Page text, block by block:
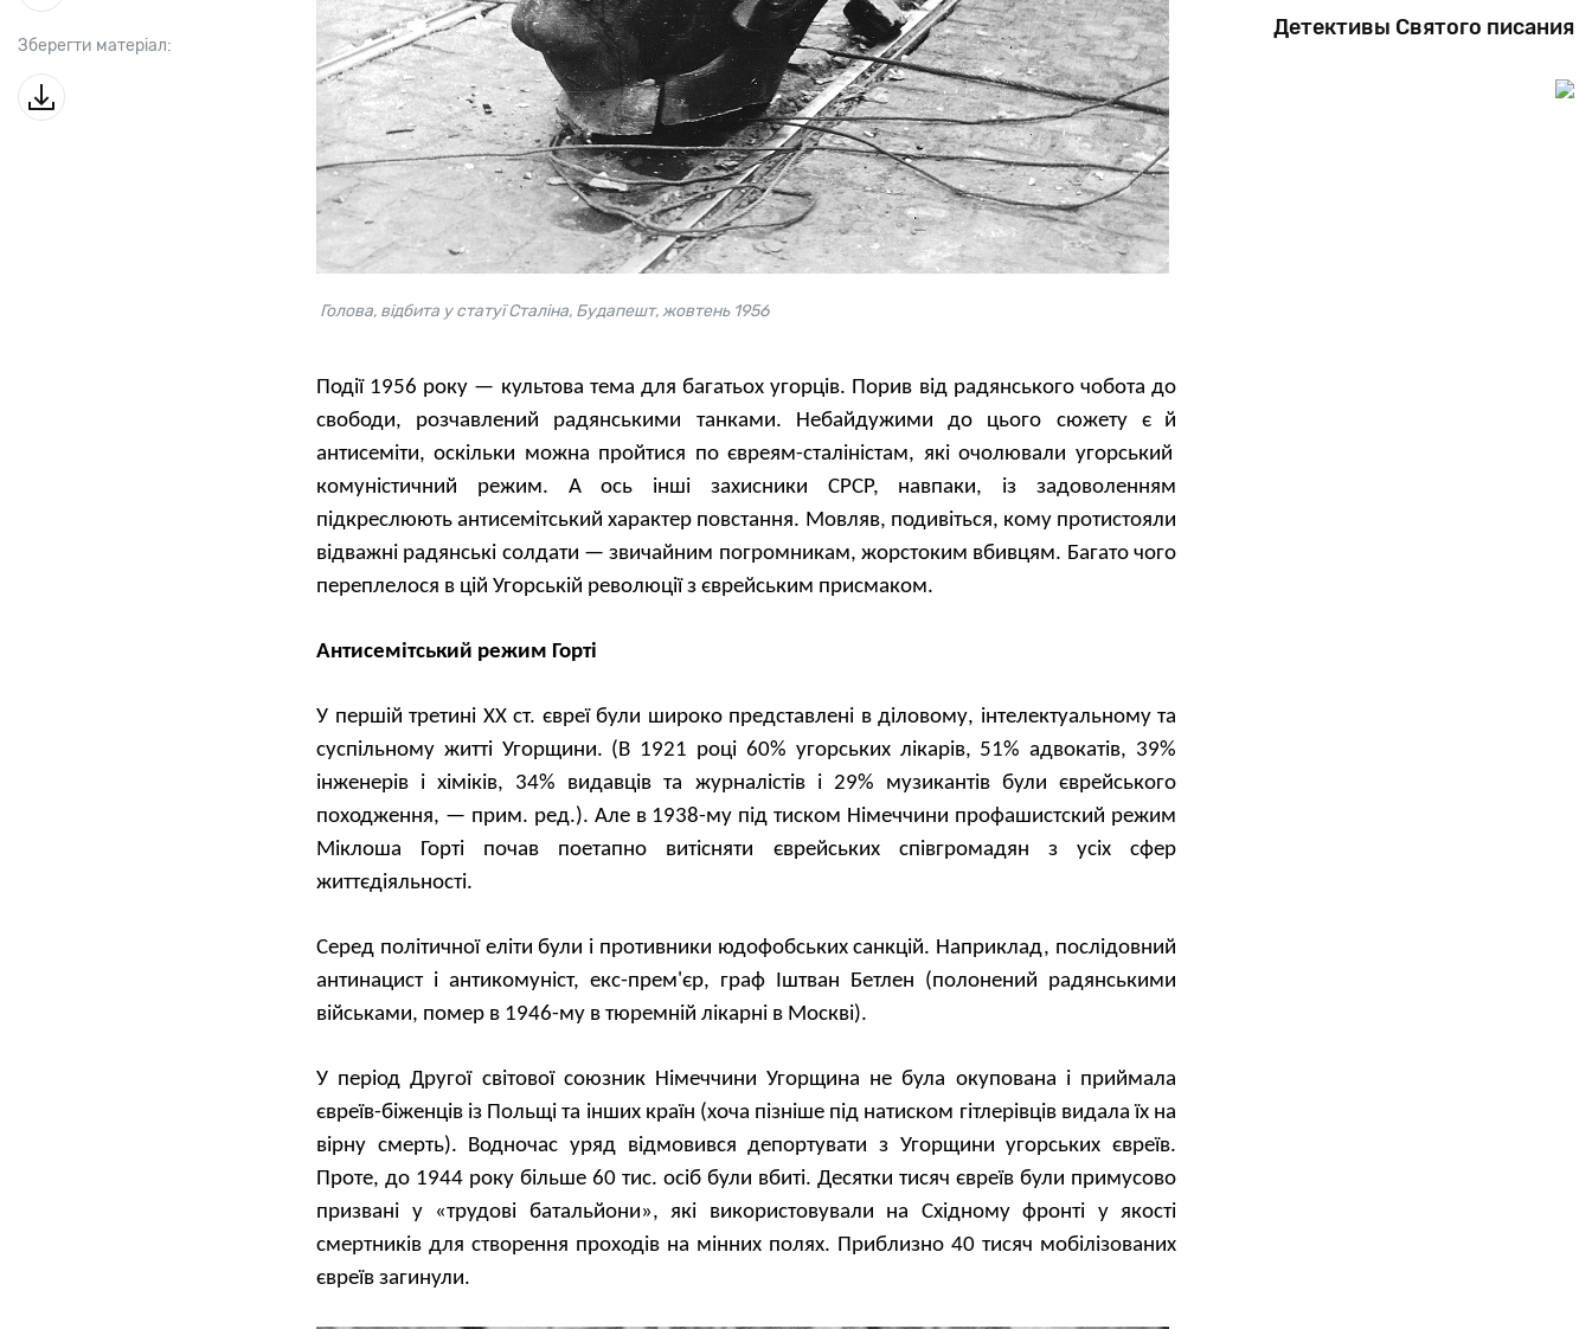
Зберегти матеріал:
Голова, відбита у статуї Сталіна, Будапешт, жовтень 1956
Події 1956 року — культова тема для багатьох угорців. Порив від радянського чобота до
свободи, розчавлений радянськими танками. Небайдужими до цього сюжету є
й
антисеміти, оскільки можна пройтися по євреям-сталіністам, які очолювали угорський
комуністичний режим. А ось інші захисники СРСР, навпаки, із задоволенням
підкреслюють антисемітський характер повстання. Мовляв, подивіться, кому протистояли
відважні радянські солдати — звичайним погромникам, жорстоким вбивцям. Багато чого
переплелося в цій Угорській революції з єврейським присмаком.
Антисемітський режим Горті
У першій третині XX ст. євреї були широко представлені вділовому, інтелектуальному та
суспільному житті Угорщини. (В 1921 році 60% угорських лікарів, 51% адвокатів, 39%
інженерів і хіміків, 34% видавців та журналістів і 29% музикантів були єврейського
походження, — прим. ред.). Але в 1938-му під тиском Німеччини профашистский режим
Міклоша Горті почав поетапно витісняти єврейських співгромадян з усіх сфер
життєдіяльності.
Серед політичної еліти були і противники юдофобських санкцій. Наприклад, послідовний
антинацист і антикомуніст, екс-прем'єр, граф Іштван Бетлен (полонений радянськими
військами, помер в 1946-му в тюремній лікарні в Москві).
У період Другої світової союзник Німеччини Угорщина не була окупована і приймала
євреїв-біженців із Польщі та інших країн (хоча пізніше під натиском гітлерівців видала їх на
вірну смерть). Водночас уряд відмовився депортувати з Угорщини угорських євреїв.
Проте, до 1944 року більше 60 тис. осіб були вбиті. Десятки тисяч євреїв були примусово
призвані у «трудові батальйони», які використовували на Східному фронті уякості
смертників для створення проходів на мінних полях. Приблизно 40 тисяч мобілізованих
євреїв загинули.
Детективы Святого писания